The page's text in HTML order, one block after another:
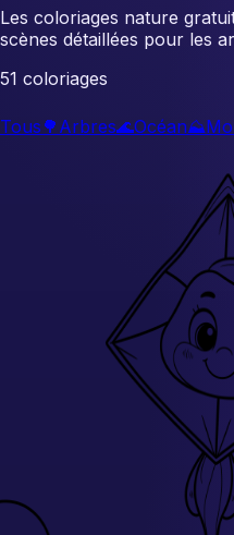
Les coloriages nature
scènes détaillées pour les
51 coloriages
Tous 🌳 Arbres🌊Océan⛰️